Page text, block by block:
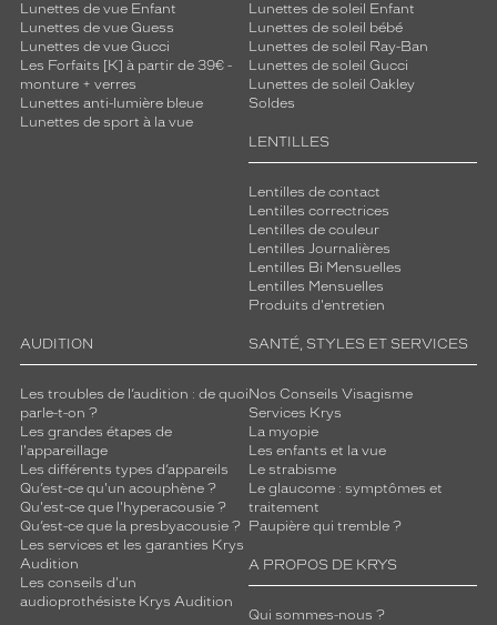
Lunettes de vue Enfant
Lunettes de vue Guess
Lunettes de vue Gucci
Les Forfaits [K] à partir de 39€ -
monture + verres
Lunettes anti-lumière bleue
Lunettes de sport à la vue
Lunettes de soleil Enfant
Lunettes de soleil bébé
Lunettes de soleil Ray-Ban
Lunettes de soleil Gucci
Lunettes de soleil Oakley
Soldes
LENTILLES
Lentilles de contact
Lentilles correctrices
Lentilles de couleur
Lentilles Journalières
Lentilles Bi Mensuelles
Lentilles Mensuelles
Produits d'entretien
AUDITION
Les troubles de l’audition : de quoi
parle-t-on ?
Les grandes étapes de
l'appareillage
Les différents types d’appareils
Qu’est-ce qu'un acouphène ?
Qu'est-ce que l'hyperacousie ?
Qu’est-ce que la presbyacousie ?
Les services et les garanties Krys
Audition
Les conseils d'un
audioprothésiste Krys Audition
SANTÉ, STYLES ET SERVICES
Nos Conseils Visagisme
Services Krys
La myopie
Les enfants et la vue
Le strabisme
Le glaucome : symptômes et
traitement
Paupière qui tremble ?
A PROPOS DE KRYS
Qui sommes-nous ?